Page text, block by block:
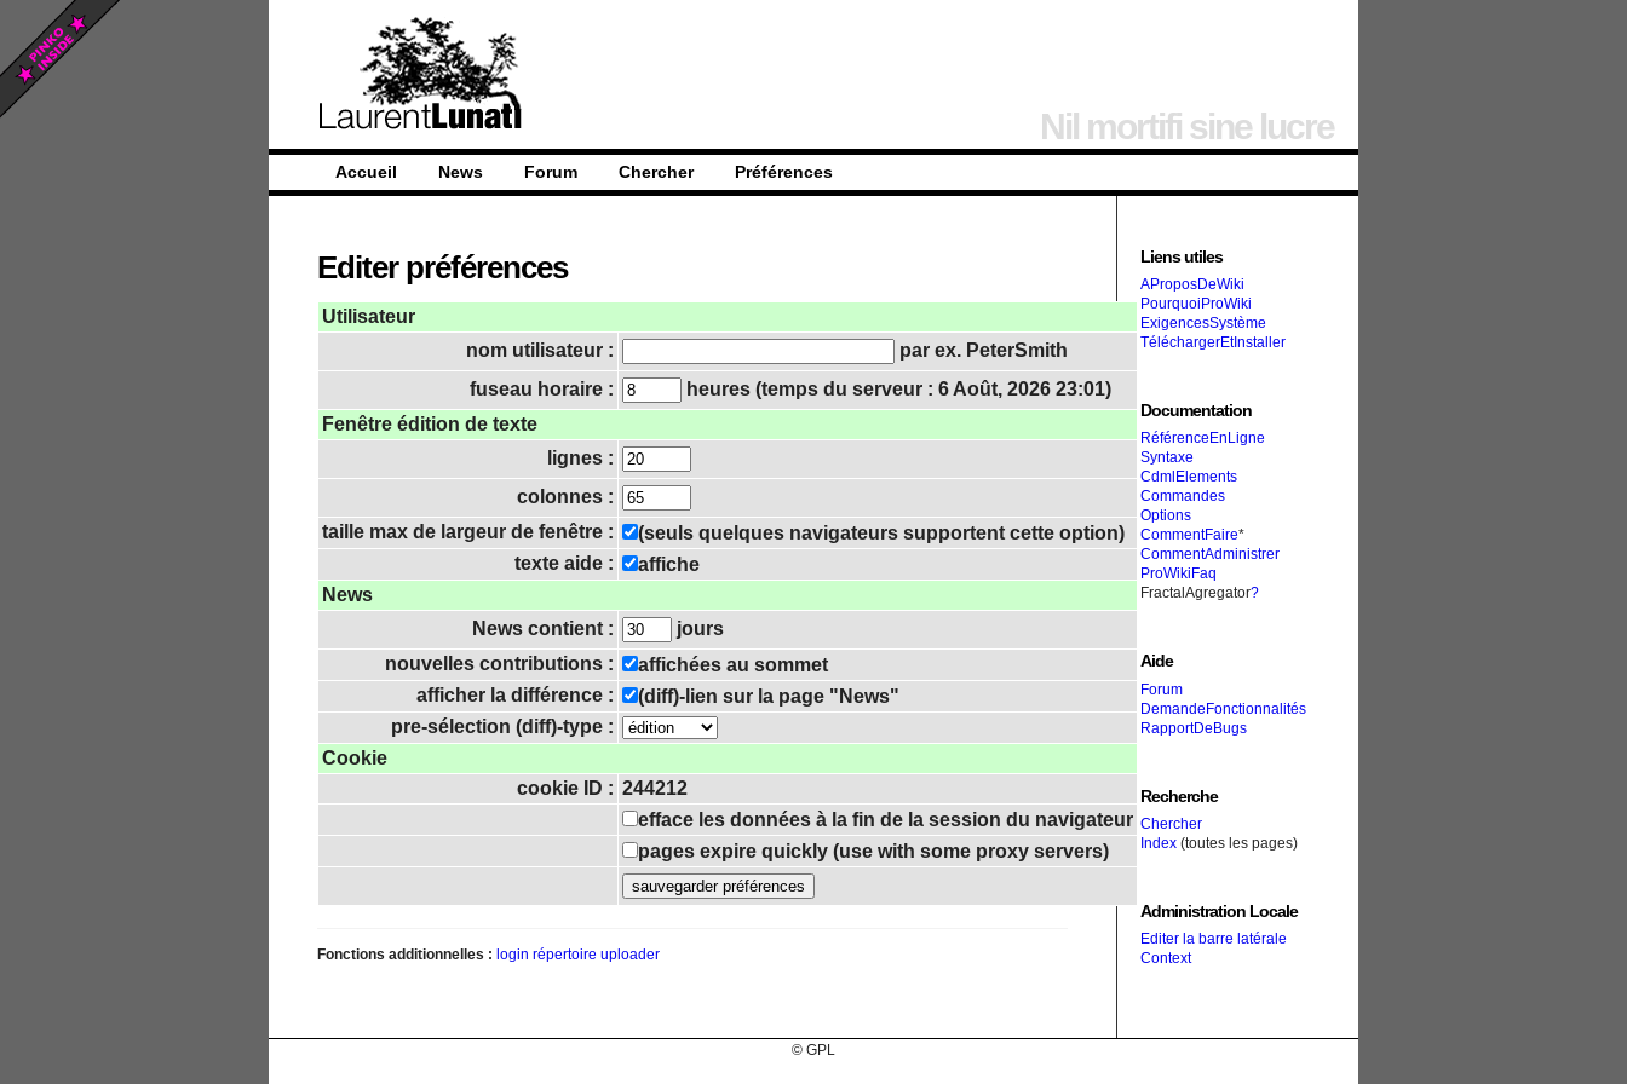
Nil mortifi sine lucre
Accueil News Forum Chercher Préférences
Editer préférences
Utilisateur
nom utilisateur :
par ex. PeterSmith
fuseau horaire :
heures (temps du serveur : 6 Août, 2026 23:01)
Fenêtre édition de texte
lignes :
colonnes :
taille max de largeur de fenêtre :
(seuls quelques navigateurs supportent cette option)
texte aide :
affiche
News
News contient :
jours
nouvelles contributions :
affichées au sommet
afficher la différence :
(diff)-lien sur la page "News"
pre-sélection (diff)-type :
Cookie
cookie ID : 244212
efface les données à la fin de la session du navigateur
pages expire quickly (use with some proxy servers)
Fonctions additionnelles : login répertoire uploader
Liens utiles
AProposDeWiki
PourquoiProWiki
ExigencesSystème
TéléchargerEtInstaller
Documentation
RéférenceEnLigne
Syntaxe
CdmlElements
Commandes
Options
CommentFaire*
CommentAdministrer
ProWikiFaq
FractalAgregator?
Aide
Forum
DemandeFonctionnalités
RapportDeBugs
Recherche
Chercher
Index (toutes les pages)
Administration Locale
Editer la barre latérale
Context
© GPL